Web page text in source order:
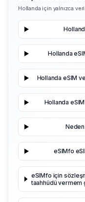
Hollanda için yalnızca
Hollanda
Hollanda eSIM
Hollanda
eSIMfo
eSIMfo için
taahhüdü vermem